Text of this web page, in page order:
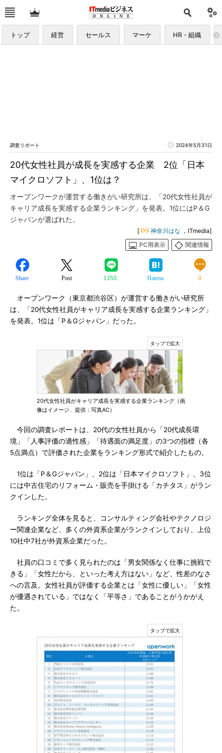
トップ 経営 セールス マーケ HR・組織
調査リポート 2024年5月31日
20代女性社員が成長を実感する企業 2位「日本
マイクロソフト」、1位は？
オープンワークが運営する働きがい研究所は、「20代女性社員が
キャリア成長を実感する企業ランキング」を発表。1位にはP＆G
ジャパンが選ばれた。
[ 神奈川はな ，ITmedia]
PC用表示
関連情報
Share Post LINE Hatena 0
オープンワーク（東京都渋谷区）が運営する働きがい研究所
は、「20代女性社員がキャリア成長を実感する企業ランキング」
を発表。1位は「P＆Gジャパン」だった。
20代女性社員がキャリア成長を実感する企業ランキング（画
像はイメージ、提供：写真AC）
今回の調査レポートは、20代の女性社員から「20代成長環
境」「人事評価の適性感」「待遇面の満足度」の3つの指標（各
5点満点）で評価された企業をランキング形式で紹介したもの。
1位は「P＆Gジャパン」、2位は「日本マイクロソフト」、3位
には中古住宅のリフォーム・販売を手掛ける「カチタス」がラン
クインした。
ランキング全体を見ると、コンサルティング会社やテクノロジ
ー関連企業など、多くの外資系企業がランクインしており、上位
10社中7社が外資系企業だった。
社員の口コミで多く見られたのは「男女関係なく仕事に挑戦で
きる」「女性だから、といった考え方はない」など、性差のなさ
への言及。女性社員が評価する企業とは「女性に優しい」「女性
が優遇されている」ではなく「平等さ」であることがうかがえ
た。